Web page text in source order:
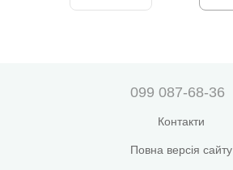
099 087-68-36
Контакти
Повна версія сайту